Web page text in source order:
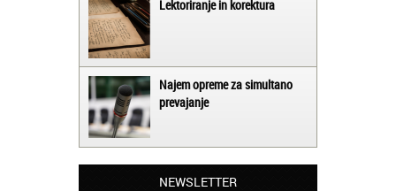
Lektoriranje in korektura
Najem opreme za simultano
prevajanje
NEWSLETTER
Matjaž iz Ajdovščine:
Lahko pohvalim vse zaposlene v Akademiji
Oxford, ker so resnično profesionalni in
prevajalske storitve opravljajo hitro in